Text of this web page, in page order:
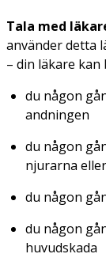
Tala med
använder detta
– din läkare
du någon
andningen
du någon
njurarna
du någon
du någon
huvudskada